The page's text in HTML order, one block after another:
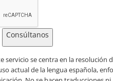
Consúltanos